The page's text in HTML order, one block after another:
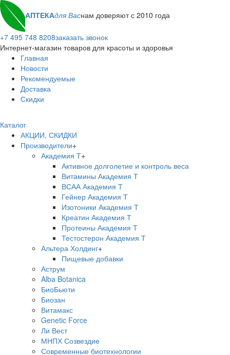
АПТЕКАдля Васнам доверяют с 2010 года
+7 495 748 8208заказать звонок
Интернет-магазин товаров для красоты и здоровья
Главная
Новости
Рекомендуемые
Доставка
Скидки
Каталог
АКЦИИ, СКИДКИ
Производители+
Академия Т+
Активное долголетие и контроль веса
Витамины Академия Т
ВСАА Академия Т
Гейнер Академия Т
Изотоники Академия Т
Креатин Академия Т
Протеины Академия Т
Тестостерон Академия Т
Альтера Холдинг+
Пищевые добавки
Аструм
Alba Botanica
БиоБьюти
Биозан
Витамакс
Genetic Force
Ли Вест
МНПХ Созвездие
Современные биотехнологии